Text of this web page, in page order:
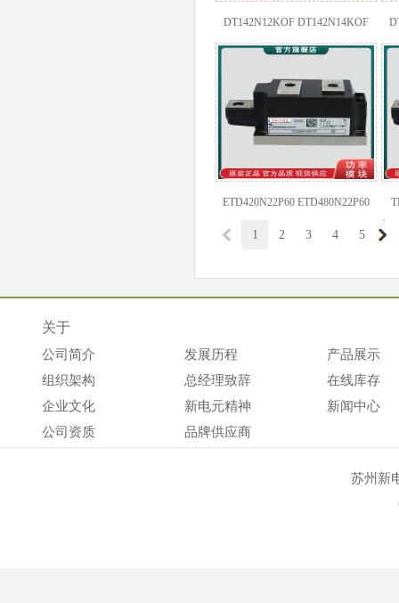
DT142N12KOF DT142N14KOF
DT142N16KOF
ETD420N22P60 ETD480N22P60
1 2 3 4 5
关于
公司简介
组织架构
企业文化
公司资质
发展历程
总经理致辞
新电元精神
品牌供应商
产品展示
在线库存
新闻中心
苏州新